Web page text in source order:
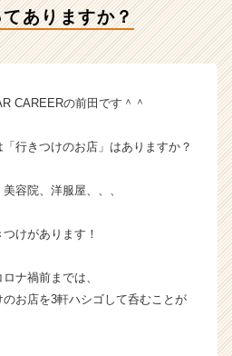
ありますか？
CAREERの前田です＾＾
行きつけのお店」はありますか？
容院、洋服屋、、、
けがあります！
ナ禍前までは、
お店を3軒ハシゴして呑むことが